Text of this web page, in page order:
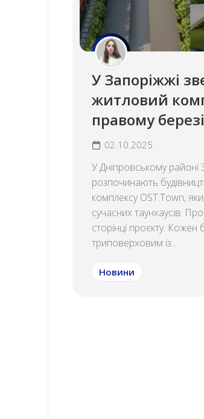
У Запоріжжі
житловий
правому березі
02.10.2025
У Дніпровському районі
розпочинають
комплексу OST.Town,
сучасних таунхаусів.
сторінці проєкту. Кожен
триповерховим із...
Новини